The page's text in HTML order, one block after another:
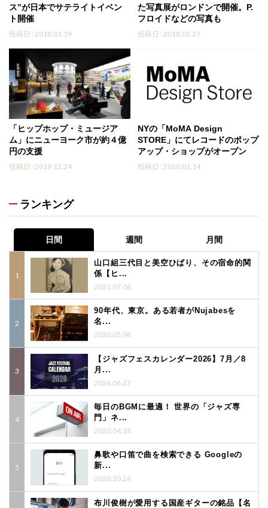
ス”が日本でサテライトイベン
ト開催
投稿日 : 2018.01.19
た写真展がロンドンで開催。P.
フロイドなどの写真も
投稿日 : 2018.02.27
「ヒップホップ・ミュージア
ム」にニューヨーク市が約４億
円の支援
投稿日 : 2019.12.24
NYの「MoMA Design
STORE」にてレコードのポップ
アップ・ショップがオープン
投稿日 : 2020.01.14
ランキング
日間 週間 月間
山口組三代目と美空ひばり、その宿命的関
係【ヒ...
2021.07.06
90年代、東京。ある若者がNujabesを
名...
2020.05.08
【ジャズフェスカレンダー2026】7月／8
月...
2026.06.27
毎日のBGMに最適！ 世界の「ジャズ専
門」ネ...
2020.04.18
鼻歌や口笛で曲を検索できる Googleの
新...
2020.10.26
布川俊樹が愛用する国産ギターの銘品【名